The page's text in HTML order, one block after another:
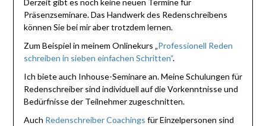
Derzeit gibt es noch keine neuen Termine für
Präsenzseminare. Das Handwerk des Redenschreibens
können Sie bei mir aber trotzdem lernen.
Zum Beispiel in meinem Onlinekurs „Professionell Reden
schreiben in sieben einfachen Schritten“.
Ich biete auch Inhouse-Seminare an. Meine Schulungen für
Redenschreiber sind individuell auf die Vorkenntnisse und
Bedürfnisse der Teilnehmer zugeschnitten.
Auch Redenschreiber Coachings für Einzelpersonen sind